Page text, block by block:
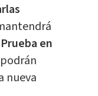
en
nueva